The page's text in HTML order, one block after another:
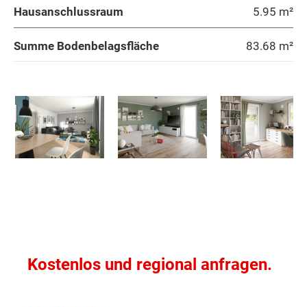
Deutschlandsberg
Graz (Stadt)
Hartberg-Fürstenfeld
Leibnitz
Hausanschlussraum 5.95 m²
Summe Bodenbelagsfläche 83.68 m²
Obergeschoss - Grundrissvarianten:
Kostenlos und regional anfragen.